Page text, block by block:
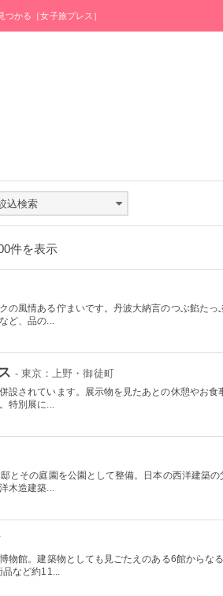
かる［女子旅プレス］
込検索
件を表示
の風情ある佇まいです。丹波大納言のつぶ餡たっ
ど、品の...
- 東京：上野・御徒町
設されています。展示物を見たあとの休憩やお食
特別展に...
とその庭園を公園として整備。日本の西洋建築の
木造建築...
物館。建築物としても見ごたえのある6館からな
品など約11...